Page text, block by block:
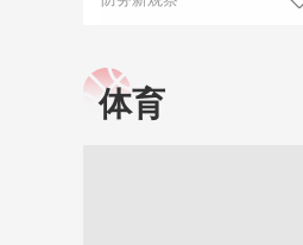
体育